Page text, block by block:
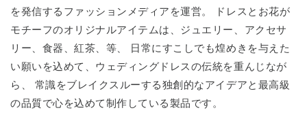
を発信するファッションメディアを運営。 ドレスとお花が
モチーフのオリジナルアイテムは、ジュエリー、アクセサ
リー、食器、紅茶、等、 日常にすこしでも煌めきを与えた
い願いを込めて、ウェディングドレスの伝統を重んじなが
ら、 常識をブレイクスルーする独創的なアイデアと最高級
の品質で心を込めて制作している製品です。